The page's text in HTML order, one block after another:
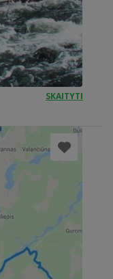
SKAITYTI